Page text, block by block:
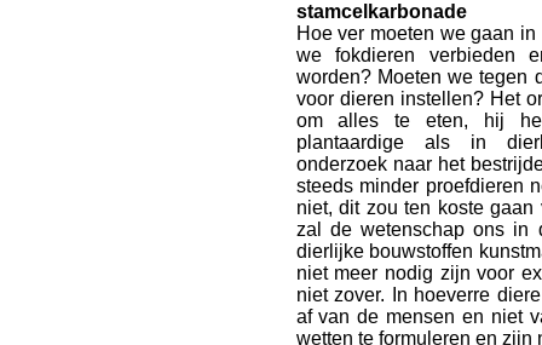
stamcelkarbonade
Hoe ver moeten we gaan
we fokdieren verbieden
worden? Moeten we tegen
voor dieren instellen? Het
om alles te eten, hij
plantaardige als in
onderzoek naar het
steeds minder proefdieren
niet, dit zou ten koste
zal de wetenschap ons in
dierlijke bouwstoffen
niet meer nodig zijn voor
niet zover. In hoeverre
af van de mensen en niet
wetten te formuleren en zijn